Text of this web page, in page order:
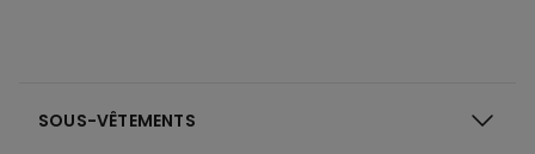
SOUS-VÊTEMENTS